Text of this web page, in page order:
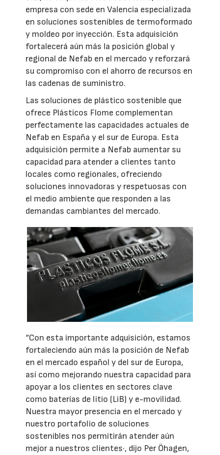
empresa con sede en Valencia especializada
en soluciones sostenibles de termoformado
y moldeo por inyección. Esta adquisición
fortalecerá aún más la posición global y
regional de Nefab en el mercado y reforzará
su compromiso con el ahorro de recursos en
las cadenas de suministro.
Las soluciones de plástico sostenible que
ofrece Plásticos Flome complementan
perfectamente las capacidades actuales de
Nefab en España y el sur de Europa. Esta
adquisición permite a Nefab aumentar su
capacidad para atender a clientes tanto
locales como regionales, ofreciendo
soluciones innovadoras y respetuosas con
el medio ambiente que responden a las
demandas cambiantes del mercado.
“Con esta importante adquisición, estamos
fortaleciendo aún más la posición de Nefab
en el mercado español y del sur de Europa,
así como mejorando nuestra capacidad para
apoyar a los clientes en sectores clave
como baterías de litio (LiB) y e-movilidad.
Nuestra mayor presencia en el mercado y
nuestro portafolio de soluciones
sostenibles nos permitirán atender aún
mejor a nuestros clientes·, dijo Per Öhagen,